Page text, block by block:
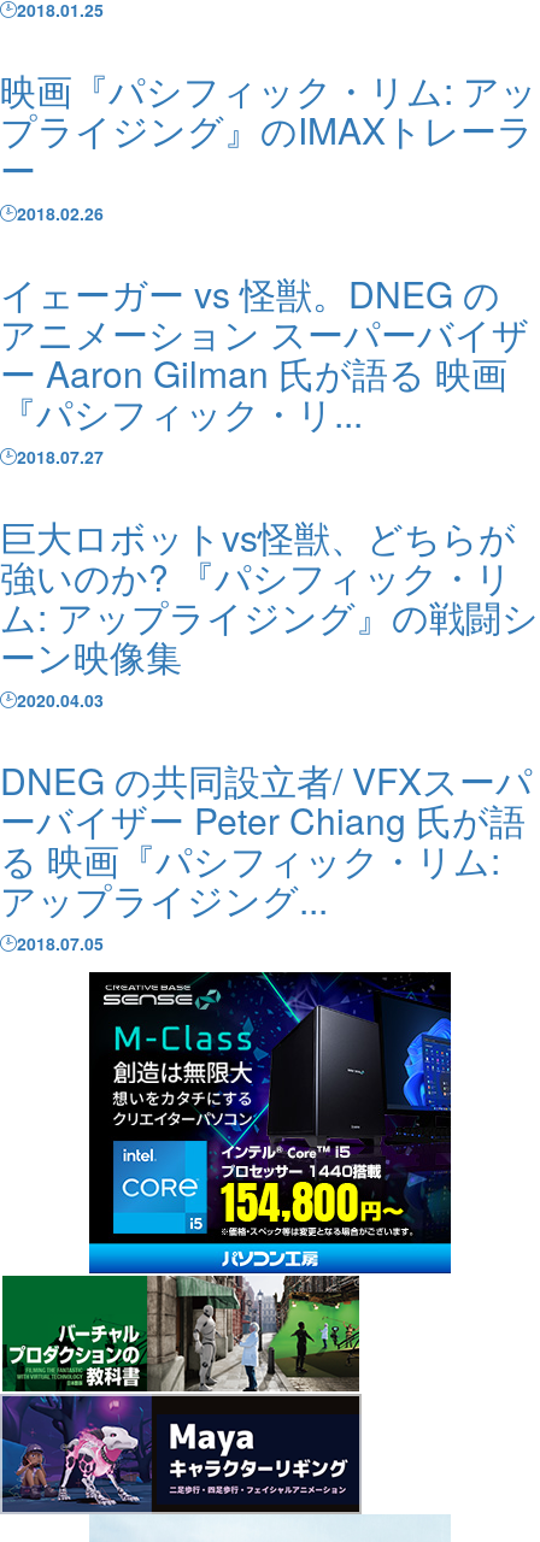
2018.01.25
映画『パシフィック・リム: アッ
プライジング』のIMAXトレーラ
ー
2018.02.26
イェーガー vs 怪獣。DNEG の
アニメーション スーパーバイザ
ー Aaron Gilman 氏が語る 映画
『パシフィック・リ...
2018.07.27
巨大ロボットvs怪獣、どちらが
強いのか? 『パシフィック・リ
ム: アップライジング』の戦闘シ
ーン映像集
2020.04.03
DNEG の共同設立者/ VFXスーパ
ーバイザー Peter Chiang 氏が語
る 映画『パシフィック・リム:
アップライジング...
2018.07.05